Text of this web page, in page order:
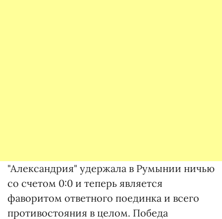
"Александрия" удержала в Румынии ничью
со счетом 0:0 и теперь является
фаворитом ответного поединка и всего
противостояния в целом. Победа